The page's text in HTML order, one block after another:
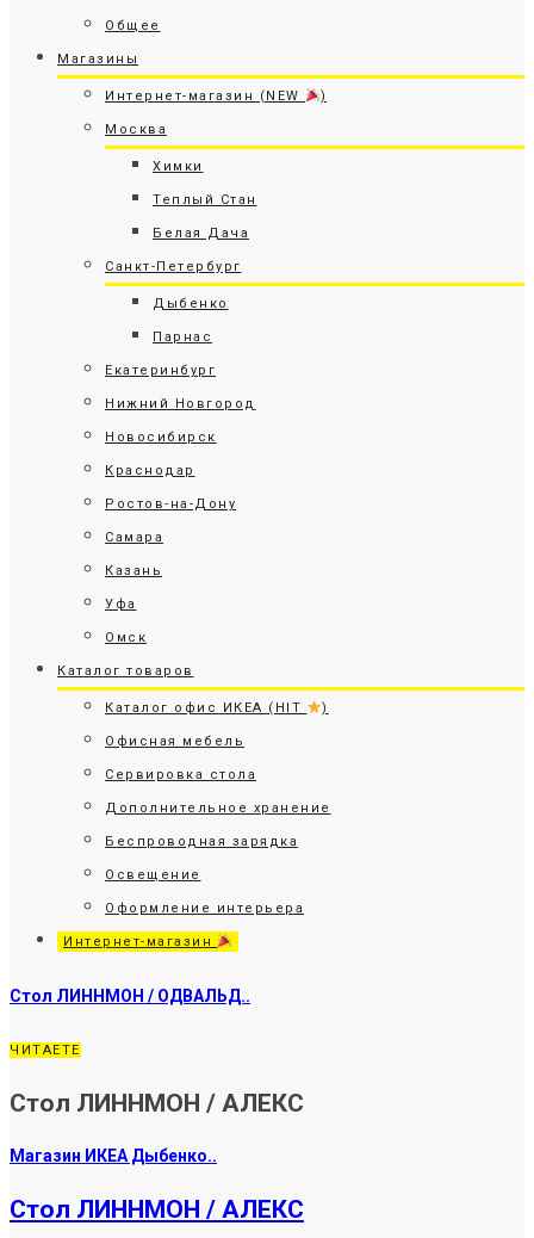
Общее
Магазины
Интернет-магазин (NEW )
Москва
Химки
Теплый Стан
Белая Дача
Санкт-Петербург
Дыбенко
Парнас
Екатеринбург
Нижний Новгород
Новосибирск
Краснодар
Ростов-на-Дону
Самара
Казань
Уфа
Омск
Каталог товаров
Каталог офис ИКЕА (HIT )
Офисная мебель
Сервировка стола
Дополнительное хранение
Беспроводная зарядка
Освещение
Оформление интерьера
Интернет-магазин
Стол ЛИННМОН / ОДВАЛЬД..
ЧИТАЕТЕ
Стол ЛИННМОН / АЛЕКС
Магазин ИКЕА Дыбенко..
Стол ЛИННМОН / АЛЕКС